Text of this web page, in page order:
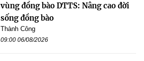
vùng đồng bào DTTS: Nâng cao đời
sống đồng bào
Thành Công
09:00 06/08/2026